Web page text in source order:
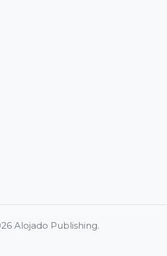
Alojado Publishing.